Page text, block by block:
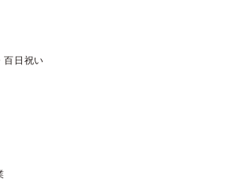
百日祝い